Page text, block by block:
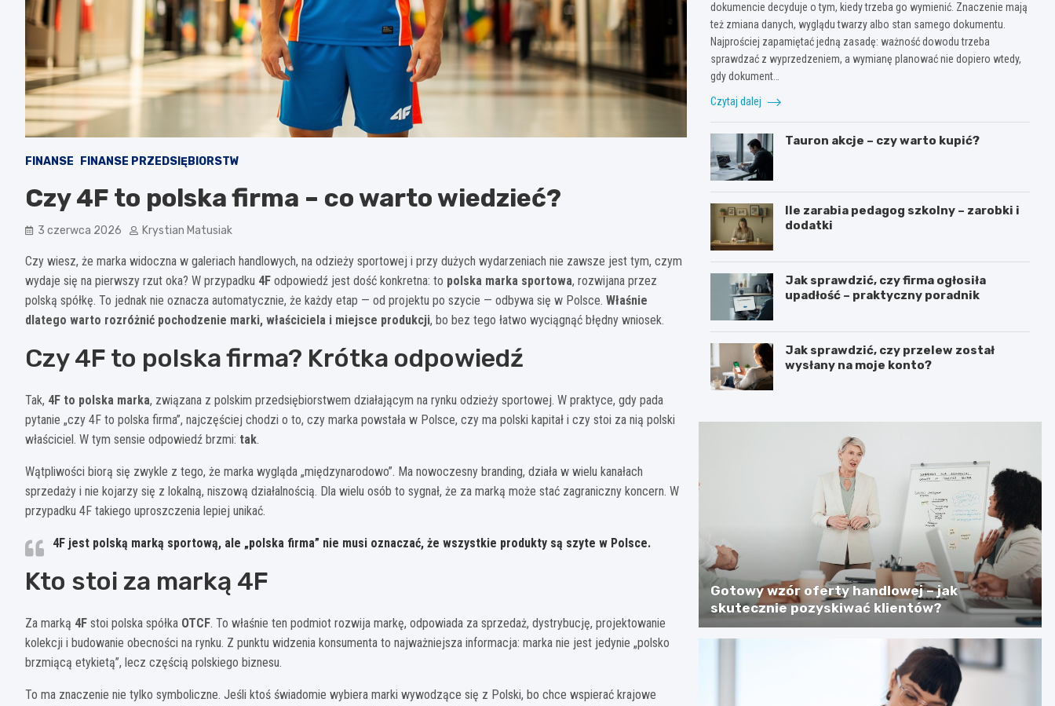
FINANSE FINANSE PRZEDSIĘBIORSTW
Czy 4F to polska firma – co warto wiedzieć?
3 czerwca 2026 Krystian Matusiak
Czy wiesz, że marka widoczna w galeriach handlowych, na odzieży sportowej i przy dużych wydarzeniach nie zawsze jest tym, czym
wydaje się na pierwszy rzut oka? W przypadku 4F odpowiedź jest dość konkretna: to polska marka sportowa, rozwijana przez
polską spółkę. To jednak nie oznacza automatycznie, że każdy etap — od projektu po szycie — odbywa się w Polsce. Właśnie
dlatego warto rozróżnić pochodzenie marki, właściciela i miejsce produkcji, bo bez tego łatwo wyciągnąć błędny wniosek.
Czy 4F to polska firma? Krótka odpowiedź
Tak, 4F to polska marka, związana z polskim przedsiębiorstwem działającym na rynku odzieży sportowej. W praktyce, gdy pada
pytanie „czy 4F to polska firma”, najczęściej chodzi o to, czy marka powstała w Polsce, czy ma polski kapitał i czy stoi za nią polski
właściciel. W tym sensie odpowiedź brzmi: tak.
Wątpliwości biorą się zwykle z tego, że marka wygląda „międzynarodowo”. Ma nowoczesny branding, działa w wielu kanałach
sprzedaży i nie kojarzy się z lokalną, niszową działalnością. Dla wielu osób to sygnał, że za marką może stać zagraniczny koncern. W
przypadku 4F takiego uproszczenia lepiej unikać.
4F jest polską marką sportową, ale „polska firma” nie musi oznaczać, że wszystkie produkty są szyte w Polsce.
Kto stoi za marką 4F
Za marką 4F stoi polska spółka OTCF. To właśnie ten podmiot rozwija markę, odpowiada za sprzedaż, dystrybucję, projektowanie
kolekcji i budowanie obecności na rynku. Z punktu widzenia konsumenta to najważniejsza informacja: marka nie jest jedynie „polsko
brzmiącą etykietą”, lecz częścią polskiego biznesu.
To ma znaczenie nie tylko symboliczne. Jeśli ktoś świadomie wybiera marki wywodzące się z Polski, bo chce wspierać krajowe
dokumencie decyduje o tym, kiedy trzeba go wymienić. Znaczenie mają
też zmiana danych, wyglądu twarzy albo stan samego dokumentu.
Najprościej zapamiętać jedną zasadę: ważność dowodu trzeba
sprawdzać z wyprzedzeniem, a wymianę planować nie dopiero wtedy,
gdy dokument…
Czytaj dalej
Tauron akcje – czy warto kupić?
Ile zarabia pedagog szkolny – zarobki i
dodatki
Jak sprawdzić, czy firma ogłosiła
upadłość – praktyczny poradnik
Jak sprawdzić, czy przelew został
wysłany na moje konto?
Gotowy wzór oferty handlowej – jak
skutecznie pozyskiwać klientów?